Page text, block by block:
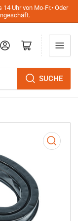
Uhr von Mo-Fr.• Oder
SUCHE
AnmeldenMini-Warenkorb öffnen